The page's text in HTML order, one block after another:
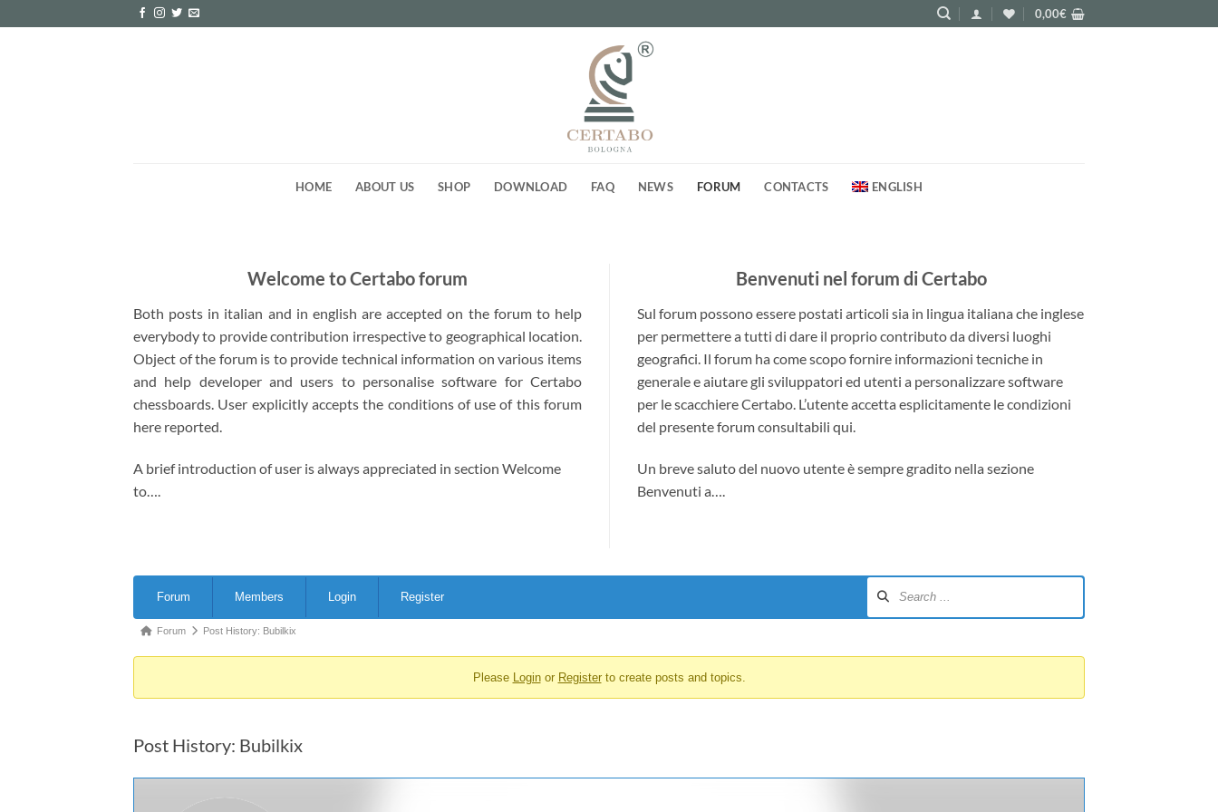
to
0,00€
HOME ABOUT US SHOP DOWNLOAD FAQ NEWS FORUM CONTACTS ENGLISH
Welcome to Certabo forum
Both posts in italian and in english are accepted on the forum to help
everybody to provide contribution irrespective to geographical location.
Object of the forum is to provide technical information on various items
and help developer and users to personalise software for Certabo
chessboards. User explicitly accepts the conditions of use of this forum
here reported.
A brief introduction of user is always appreciated in section Welcome
to….
Benvenuti nel forum di Certabo
Sul forum possono essere postati articoli sia in lingua italiana che inglese
per permettere a tutti di dare il proprio contributo da diversi luoghi
geografici. Il forum ha come scopo fornire informazioni tecniche in
generale e aiutare gli sviluppatori ed utenti a personalizzare software
per le scacchiere Certabo. L’utente accetta esplicitamente le condizioni
del presente forum consultabili qui.
Un breve saluto del nuovo utente è sempre gradito nella sezione
Benvenuti a….
Navigation
Forum Members Login Register
Forum
You
here:
Forum Post History: Bubilkix
Please Loginor Registerto create posts and topics.
Post History: Bubilkix